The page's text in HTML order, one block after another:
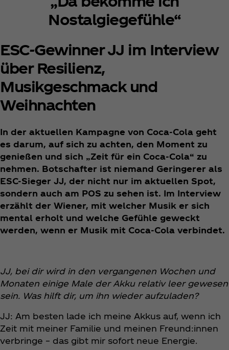
Nostalgiegefühle“
ESC-Gewinner JJ im Interview
über Resilienz,
Musikgeschmack und
Weihnachten
In der aktuellen Kampagne von Coca‑Cola geht
es darum, auf sich zu achten, den Moment zu
genießen und sich „Zeit für ein Coca‑Cola“ zu
nehmen. Botschafter ist niemand Geringerer als
ESC-Sieger JJ, der nicht nur im aktuellen Spot,
sondern auch am POS zu sehen ist. Im Interview
erzählt der Wiener, mit welcher Musik er sich
mental erholt und welche Gefühle geweckt
werden, wenn er Musik mit Coca‑Cola verbindet.
JJ, bei dir wird in den vergangenen Wochen und
Monaten einige Male der Akku relativ leer gewesen
sein. Was hilft dir, um ihn wieder aufzuladen?
JJ: Am besten lade ich meine Akkus auf, wenn ich
Zeit mit meiner Familie und meinen Freund:innen
verbringe – das gibt mir sofort neue Energie.